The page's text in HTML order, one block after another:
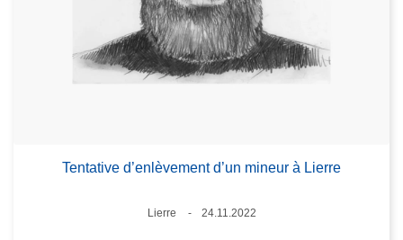
Tentative d’enlèvement d’un mineur à Lierre
Lieux
Lierre
24.11.2022